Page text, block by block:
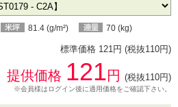
81.4 (g/m²) 70 (kg)
標準価格 121円 (税抜110円)
提供価格 121円 (税抜110円)
※会員様はログイン後に適用価格をご確認下さい。